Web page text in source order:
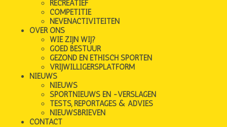
RECREATIEF
COMPETITIE
NEVENACTIVITEITEN
OVER ONS
WIE ZIJN WIJ?
GOED BESTUUR
GEZOND EN ETHISCH SPORTEN
VRIJWILLIGERSPLATFORM
NIEUWS
NIEUWS
SPORTNIEUWS EN -VERSLAGEN
TESTS, REPORTAGES & ADVIES
NIEUWSBRIEVEN
CONTACT